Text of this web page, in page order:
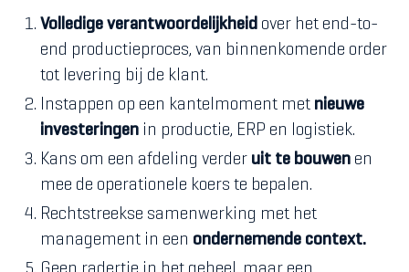
Volledige verantwoordelijkheid over het end-to-
end productieproces, van binnenkomende order
tot levering bij de klant.
Instappen op een kantelmoment met nieuwe
investeringen in productie, ERP en logistiek.
Kans om een afdeling verder uit te bouwen en
mee de operationele koers te bepalen.
Rechtstreekse samenwerking met het
management in een ondernemende context.